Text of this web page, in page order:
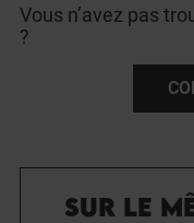
Vous n’avez pas
?
SUR LE